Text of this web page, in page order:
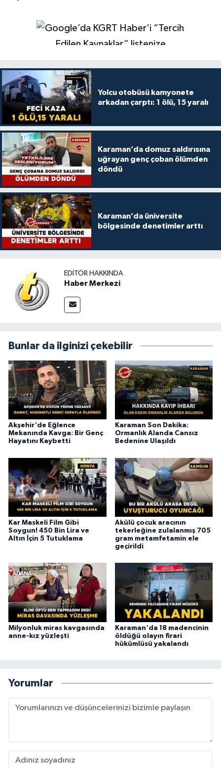
Yolcu otobüsü kamyonete
arkadan çarptı: 1 ölü, 15 yaralı
Karaman’da domuz saldırısına
uğrayan genç çoban ölümden
döndü
Karaman’da üniversite
bölgesinde denetimler arttı
EDITÖR HAKKINDA
Haber Merkezi
Bunlar da ilginizi çekebilir
Akşehir'de Eğlence
Mekanında Kavga: Bir Genç
Hayatını Kaybetti
Karaman Son Dakika:
Ormanlık Alanda Cansız
Bedenine Ulaşıldı
Kar Maskeli Film Gibi
Soygun! 450 Bin Lira ve
Altın İçin 5 Tutuklama
Akülü çocuk aracının
tekerleğine zulalanmış 705
gram metamfetamin ele
geçirildi
Milyonluk miras kavgasında
anne-kız yüzleşti
Karaman'da 18 madencinin
öldüğü olayın firari
hükümlüsü yakalandı
Yorumlar